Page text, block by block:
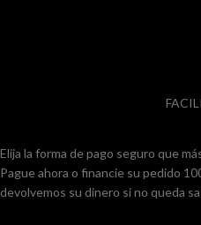
Elija la forma de pago seguro que
Pague ahora o financie su pedido
devolvemos su dinero si no queda